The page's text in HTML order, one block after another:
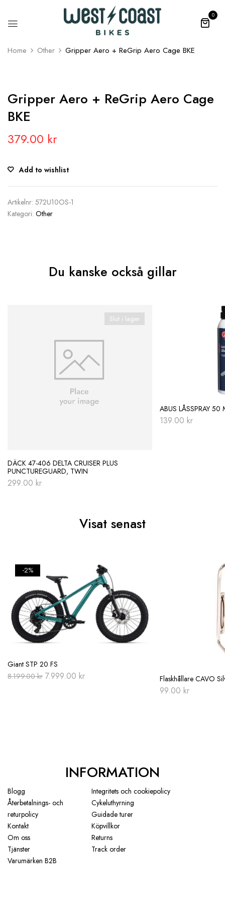
0
Home Other Gripper Aero + ReGrip Aero Cage BKE
Gripper Aero + ReGrip Aero Cage
BKE
379.00 kr
Add to wishlist
Artikelnr: 572U10OS-1
Kategori: Other
Du kanske också gillar
Slut i lager
DÄCK 47-406 DELTA CRUISER PLUS
PUNCTUREGUARD, TWIN
299.00 kr
ABUS LÅSSPRAY 50
139.00 kr
Visat senast
-2%
Giant STP 20 FS
8.199.00kr Original
7.999.00 krCurrent Flaskhållare CAVO
99.00 kr
INFORMATION
Blogg
Integritets och cookiepolicy
Återbetalnings- och
returpolicy
Cykeluthyrning
Guidade turer
Kontakt
Köpvillkor
Om oss
Returns
Tjänster
Track order
Varumärken B2B